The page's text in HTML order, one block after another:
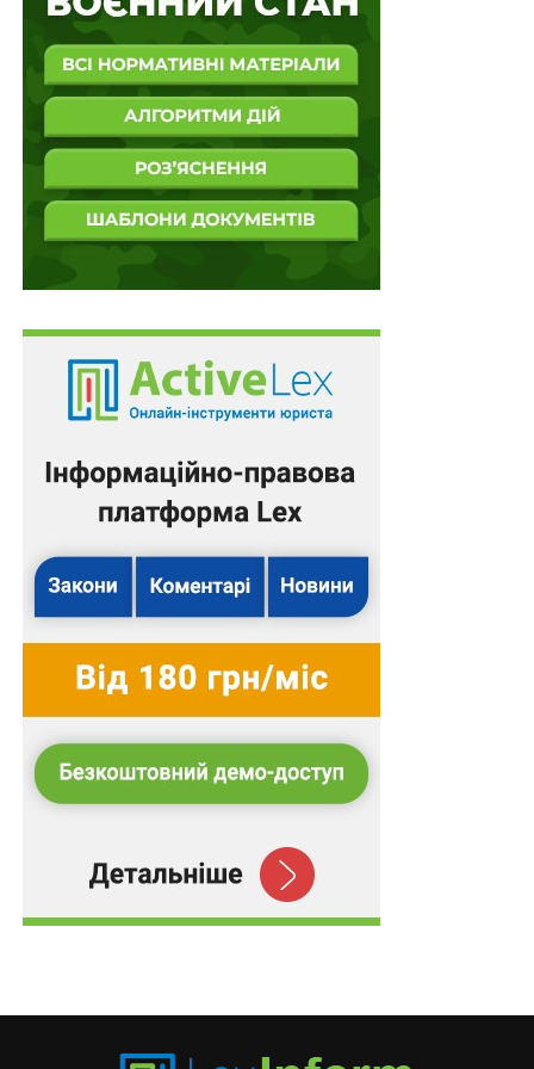
дотримання строків розслідування та наявності у діях
позивача дисциплінарного проступку.
В апеляційній скарзі відповідач оскаржував
виключно висновки суду першої інстанції щодо
неправомірності складу дисциплінарної комісії. Отже,
перевірка апеляційним судом обставин щодо нібито
виходу відповідача за межі предмета службового
розслідування фактично означала вихід за межі
доводів апеляційної скарги та розгляд нової підстави
Отже, Верховний Суд касаційну скаргу відповідача
задовольнив частково, скасував рішення суду
апеляційної інстанції та направив справу на новий
Підготував Леонід Лазебний
Повний текст рішення
З іншими правовими позиціями Верховного Суду,
ознайомитися в аналітично-правовій системі
Схожі статті:
Помилкове подання адвокатом апеляційної
скарги до АП ВАКС, а не до місцевого
КСУ визначить конституційність встановлення